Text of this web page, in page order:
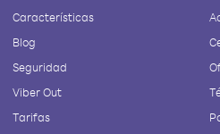
Características
Blog
Seguridad
Viber Out
Tarifas